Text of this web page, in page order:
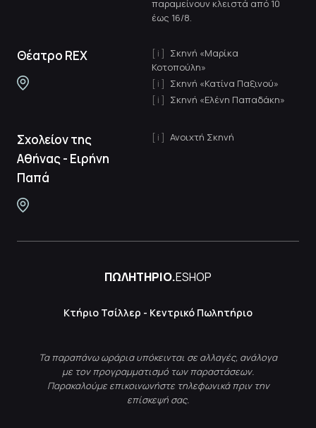
παραμείνουν κλειστά από 10
έως 16/8.
Θέατρο REX
Σκηνή «Μαρίκα
Κοτοπούλη»
Σκηνή «Κατίνα Παξινού»
Σκηνή «Ελένη Παπαδάκη»
Σχολείον της
Αθήνας - Ειρήνη
Παπά
Ανοιχτή Σκηνή
ΠΩΛΗΤΗΡΙΟ.ESHOP
Κτήριο Τσίλλερ - Κεντρικό Πωλητήριο
Τα παραπάνω ωράρια υπόκεινται σε αλλαγές, ανάλογα
με τον προγραμματισμό των παραστάσεων.
Παρακαλούμε επικοινωνήστε τηλεφωνικά πριν την
επίσκεψή σας.